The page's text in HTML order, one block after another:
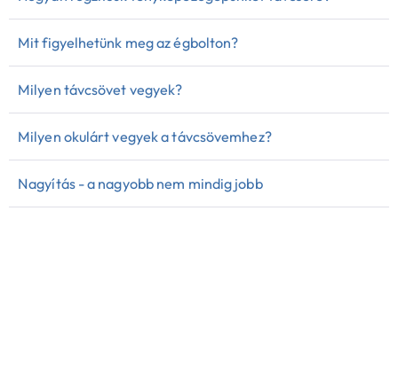
Mit figyelhetünk meg az égbolton?
Milyen távcsövet vegyek?
Milyen okulárt vegyek a távcsövemhez?
Nagyítás - a nagyobb nem mindig jobb